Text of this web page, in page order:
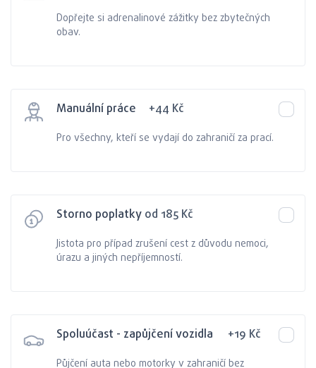
Dopřejte si adrenalinové zážitky bez zbytečných
obav.
Manuální práce +44 Kč
Pro všechny, kteří se vydají do zahraničí za prací.
Storno poplatky od 185 Kč
Jistota pro případ zrušení cest z důvodu nemoci,
úrazu a jiných nepříjemností.
Spoluúčast - zapůjčení vozidla +19 Kč
Půjčení auta nebo motorky v zahraničí bez